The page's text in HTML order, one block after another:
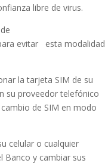
libre de virus.
la clave de
evitar esta modalidad
la tarjeta SIM de su
su proveedor telefónico
de SIM en modo
celular o cualquier
Banco y cambiar sus